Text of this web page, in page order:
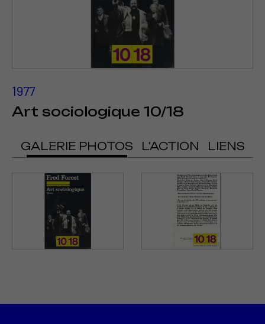
1977
Art sociologique 10/18
GALERIE PHOTOS L'ACTION LIENS